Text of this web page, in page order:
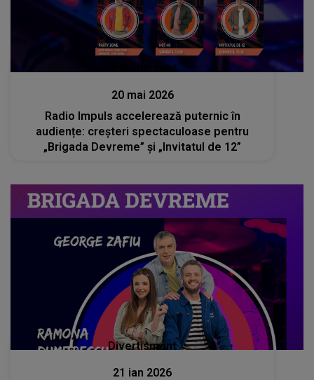
Divertisment
20 mai 2026
Radio Impuls accelerează puternic în
audiențe: creșteri spectaculoase pentru
„Brigada Devreme” și „Invitatul de 12”
Divertisment
21 ian 2026